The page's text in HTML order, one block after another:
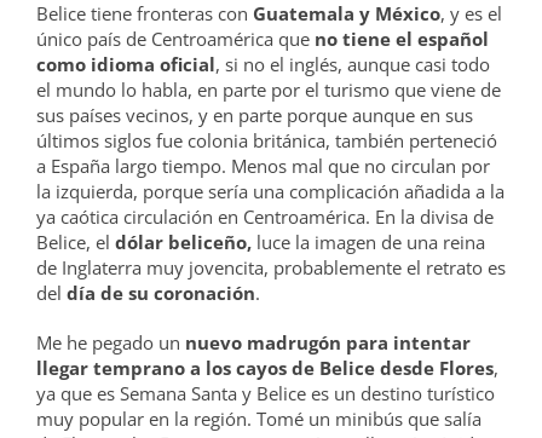
Belice tiene fronteras con Guatemala y México, y es el
único país de Centroamérica que no tiene el español
como idioma oficial, si no el inglés, aunque casi todo
el mundo lo habla, en parte por el turismo que viene de
sus países vecinos, y en parte porque aunque en sus
últimos siglos fue colonia británica, también perteneció
a España largo tiempo. Menos mal que no circulan por
la izquierda, porque sería una complicación añadida a la
ya caótica circulación en Centroamérica. En la divisa de
Belice, el dólar beliceño, luce la imagen de una reina
de Inglaterra muy jovencita, probablemente el retrato es
del día de su coronación.
Me he pegado un nuevo madrugón para intentar
llegar temprano a los cayos de Belice desde Flores,
ya que es Semana Santa y Belice es un destino turístico
muy popular en la región. Tomé un minibús que salía